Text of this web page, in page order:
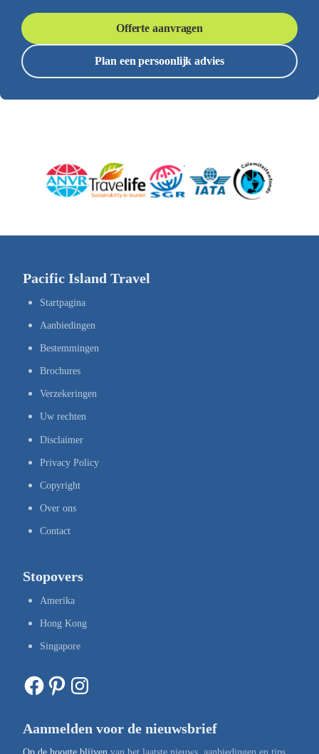
Offerte aanvragen
Plan een persoonlijk advies
Pacific Island Travel
Startpagina
Aanbiedingen
Bestemmingen
Brochures
Verzekeringen
Uw rechten
Disclaimer
Privacy Policy
Copyright
Over ons
Contact
Stopovers
Amerika
Hong Kong
Singapore
Facebook Pinterest Instagram
Aanmelden voor de nieuwsbrief